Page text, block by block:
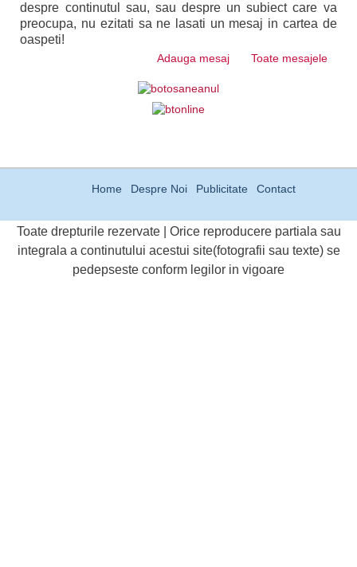
despre continutul sau, sau despre un subiect care va
preocupa, nu ezitati sa ne lasati un mesaj in cartea de
oaspeti!
Adauga mesaj Toate mesajele
Home Despre Noi Publicitate Contact
Toate drepturile rezervate | Orice reproducere partiala sau
integrala a continutului acestui site(fotografii sau texte) se
pedepseste conform legilor in vigoare